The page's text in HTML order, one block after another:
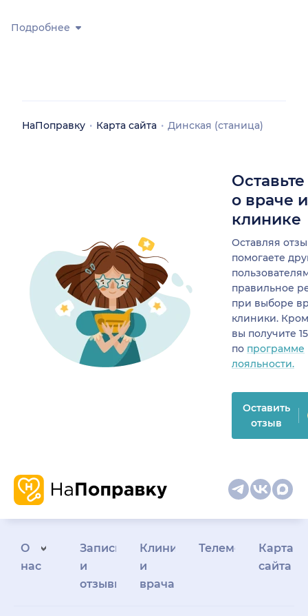
Подробнее
НаПоправку Карта сайта Динская (станица)
о враче
клинике
Оставляя
помогаете
правильное
при выборе
клиники.
вы получите
по программе
лояльности.
Оставить
отзыв
О
нас
Запись
и
отзывы
Клиникам
и
врачам
Телемедицина
Карта
сайта